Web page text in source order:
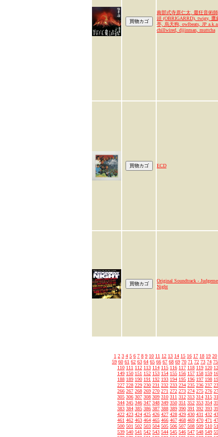
南部式寺原仁太, 最狂音術
頭 (OBRIGARRD), twigy, 鷹
亭, 烏天狗, owlbeats, JP
chillwired, djjinman, muttcha
ECD
Original Soundtrack -
Night
1 2 3 4 5 6 7 8 9 10 11 12 13 14 15 16 17 18 19 20
59 60 61 62 63 64 65 66 67 68 69 70 71 72 73 74 75
110 111 112 113 114 115 116 117 118 119 120
149 150 151 152 153 154 155 156 157 158 159
188 189 190 191 192 193 194 195 196 197 198
227 228 229 230 231 232 233 234 235 236 237
266 267 268 269 270 271 272 273 274 275 276
305 306 307 308 309 310 311 312 313 314 315
344 345 346 347 348 349 350 351 352 353 354
383 384 385 386 387 388 389 390 391 392 393
422 423 424 425 426 427 428 429 430 431 432
461 462 463 464 465 466 467 468 469 470 471
500 501 502 503 504 505 506 507 508 509 510
539 540 541 542 543 544 545 546 547 548 549